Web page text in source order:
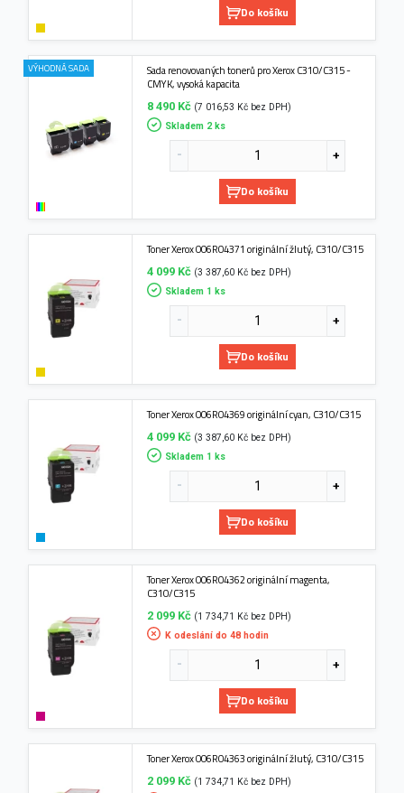
Do košíku
VÝHODNÁ SADA
Sada renovovaných tonerů pro Xerox C310/C315 -
CMYK, vysoká kapacita
8 490 Kč (7 016,53 Kč bez DPH)
Skladem 2 ks
Do košíku
Toner Xerox 006R04371 originální žlutý, C310/C315
4 099 Kč (3 387,60 Kč bez DPH)
Skladem 1 ks
Do košíku
Toner Xerox 006R04369 originální cyan, C310/C315
4 099 Kč (3 387,60 Kč bez DPH)
Skladem 1 ks
Do košíku
Toner Xerox 006R04362 originální magenta,
C310/C315
2 099 Kč (1 734,71 Kč bez DPH)
K odeslání do 48 hodin
Do košíku
Toner Xerox 006R04363 originální žlutý, C310/C315
2 099 Kč (1 734,71 Kč bez DPH)